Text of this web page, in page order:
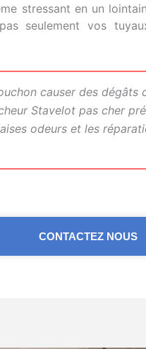
stressant en un
seulement vos
causer des dégâts
Stavelot pas cher
odeurs et les
CONTACTEZ NOUS